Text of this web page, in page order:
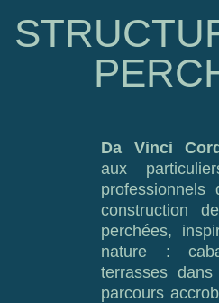
Da Vinci
aux
construction
perchées,
nature :
terrasses
parcours